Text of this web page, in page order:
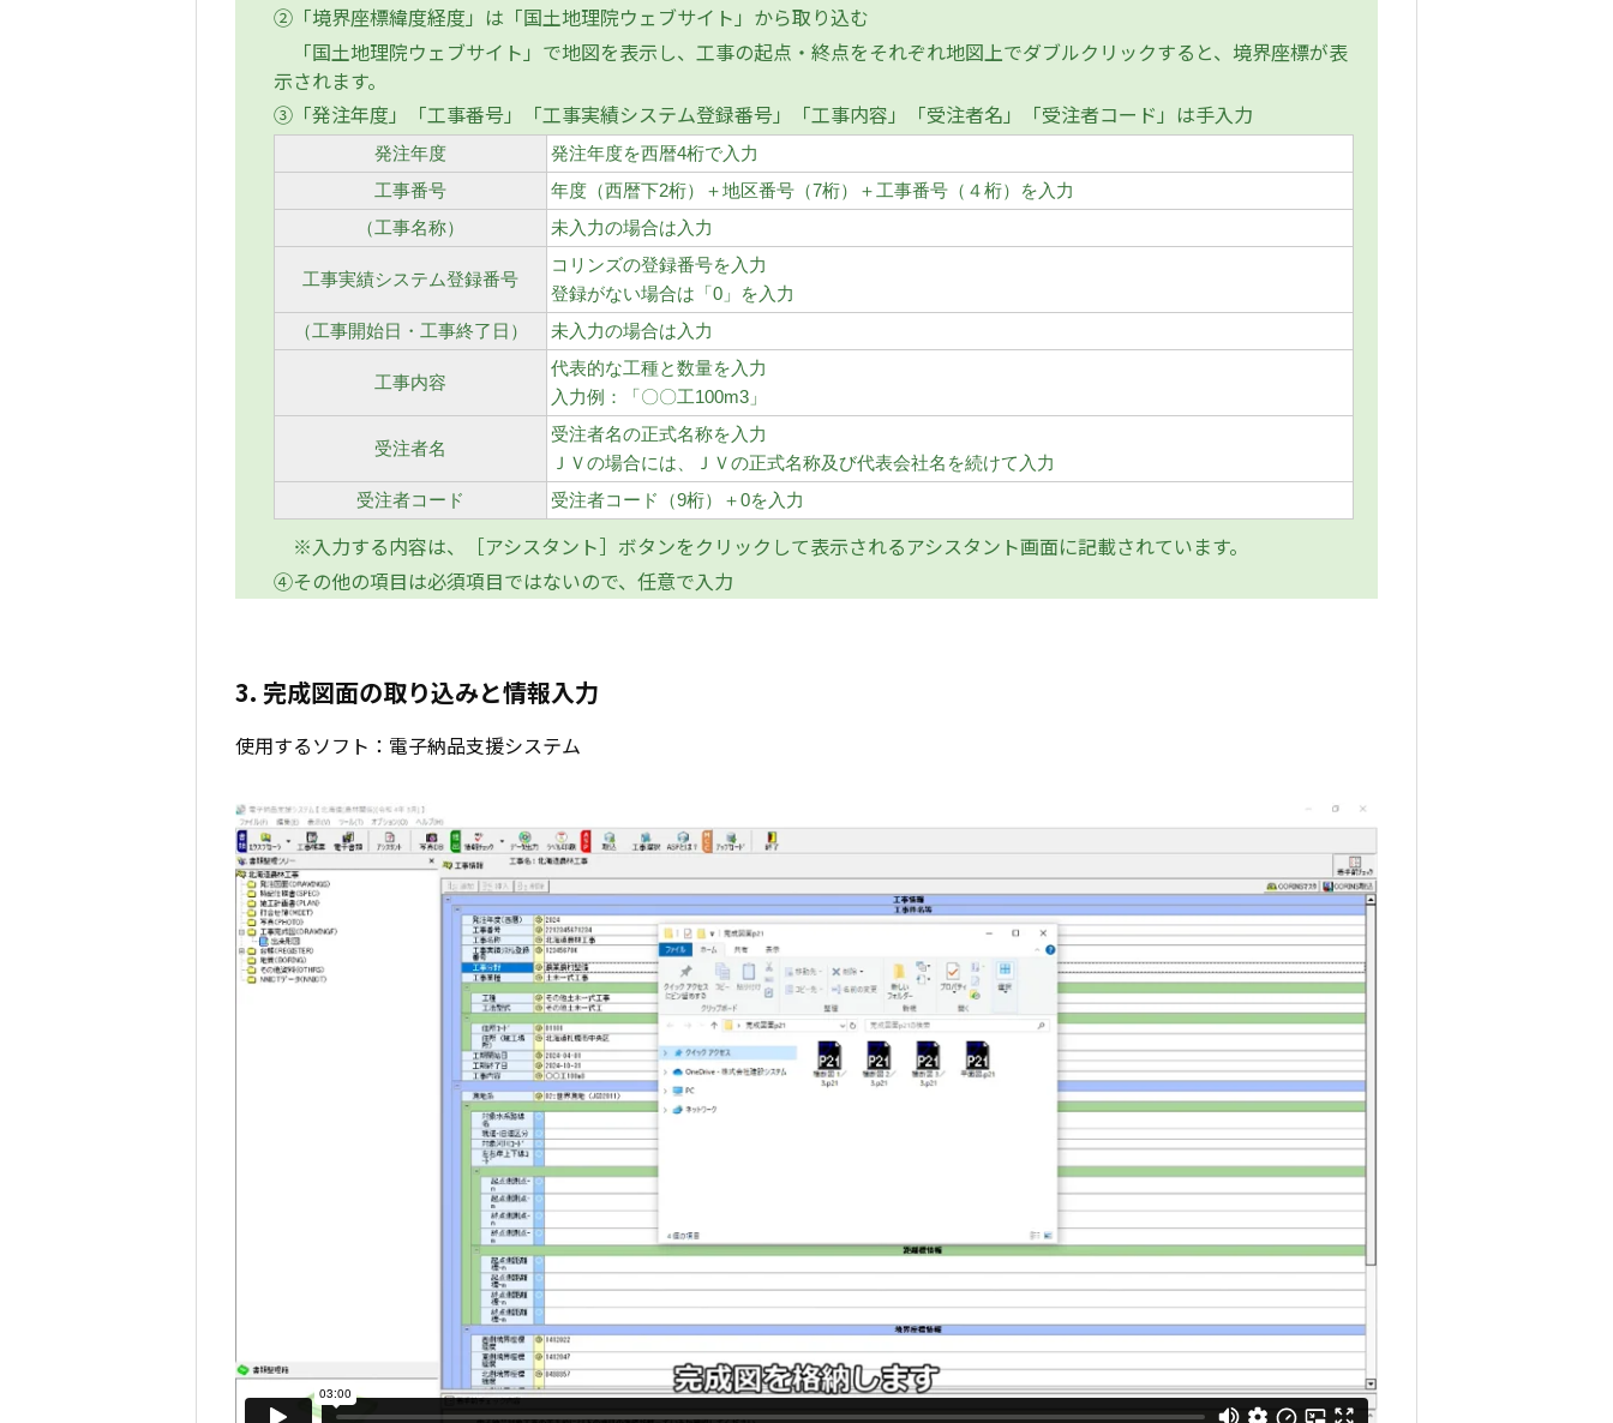
②「境界座標緯度経度」は「国土地理院ウェブサイト」から取り込む
「国土地理院ウェブサイト」で地図を表示し、工事の起点・終点をそれぞれ地図上でダブルクリックすると、境界座標が表
示されます。
③「発注年度」「工事番号」「工事実績システム登録番号」「工事内容」「受注者名」「受注者コード」は手入力
発注年度
発注年度を西暦4桁で入力
工事番号
年度（西暦下2桁）＋地区番号（7桁）＋工事番号（４桁）を入力
（工事名称）
未入力の場合は入力
工事実績システム登録番号
コリンズの登録番号を入力
登録がない場合は「0」を入力
（工事開始日・工事終了日）
未入力の場合は入力
工事内容
代表的な工種と数量を入力
入力例：「〇〇工100m3」
受注者名
受注者名の正式名称を入力
ＪＶの場合には、ＪＶの正式名称及び代表会社名を続けて入力
受注者コード
受注者コード（9桁）＋0を入力
※入力する内容は、［アシスタント］ボタンをクリックして表示されるアシスタント画面に記載されています。
④その他の項目は必須項目ではないので、任意で入力
3. 完成図面の取り込みと情報入力
使用するソフト：電子納品支援システム